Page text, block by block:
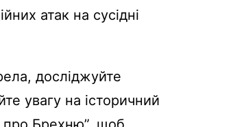
атак на сусідні
досліджуйте
увагу на історичний